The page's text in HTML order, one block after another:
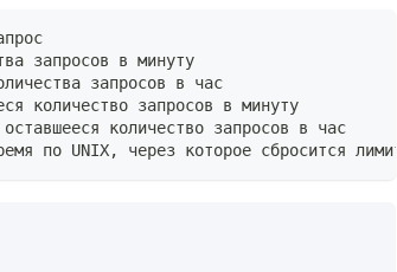
запросов в минуту
запросов в час
количество запросов в минуту
количество запросов в час
по UNIX, через которое сбросится лимит